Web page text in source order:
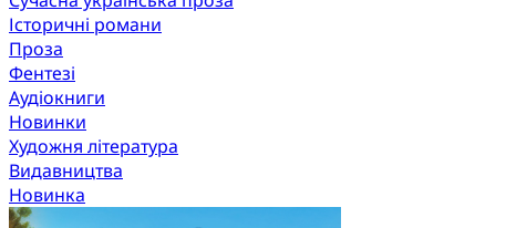
Історичні романи
Проза
Фентезі
Аудіокниги
Новинки
Художня література
Видавництва
Новинка